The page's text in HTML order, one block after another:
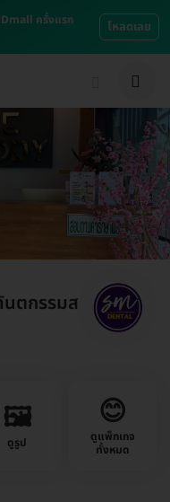
ครั้งแรก
โหลดเลย
ตกรรมส
🖼️
ดูรูป
😊
ดูแพ็กเกจ
ทั้งหมด